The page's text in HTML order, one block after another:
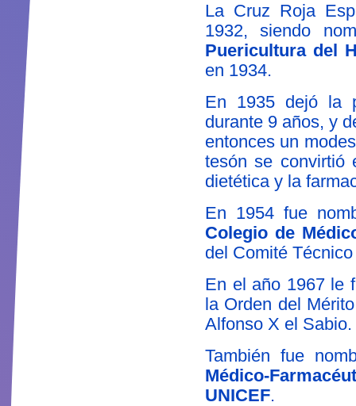
La Cruz Roja
1932, siendo
Puericultura del
en 1934.
En 1935 dejó la
durante 9 años, y
entonces un
tesón se convirtió
dietética y la
En 1954 fue
Colegio de
del Comité
En el año 1967 le
la Orden del
Alfonso X el Sabio.
También fue
Médico-
UNICEF.